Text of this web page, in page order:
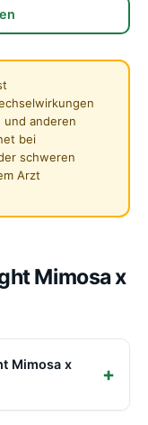
und anderen
bei
schweren
Arzt
Mimosa x
Mimosa x